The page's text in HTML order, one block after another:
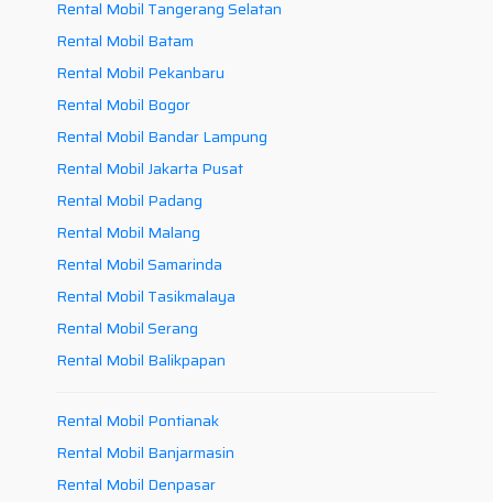
Rental Mobil Tangerang Selatan
Rental Mobil Batam
Rental Mobil Pekanbaru
Rental Mobil Bogor
Rental Mobil Bandar Lampung
Rental Mobil Jakarta Pusat
Rental Mobil Padang
Rental Mobil Malang
Rental Mobil Samarinda
Rental Mobil Tasikmalaya
Rental Mobil Serang
Rental Mobil Balikpapan
Rental Mobil Pontianak
Rental Mobil Banjarmasin
Rental Mobil Denpasar